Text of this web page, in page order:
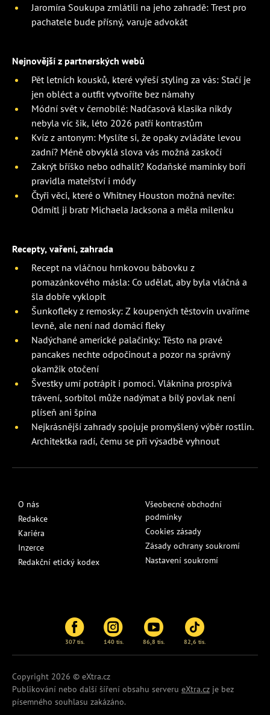
Jaromíra Soukupa zmlátili na jeho zahradě: Trest pro
pachatele bude přísný, varuje advokát
Nejnovější z partnerských webů
Pět letních kousků, které vyřeší styling za vás: Stačí je
jen obléct a outfit vytvoříte bez námahy
Módní svět v černobílé: Nadčasová klasika nikdy
nebyla víc šik, léto 2026 patří kontrastům
Kvíz z antonym: Myslíte si, že opaky zvládáte levou
zadní? Méně obvyklá slova vás možná zaskočí
Zakrýt bříško nebo odhalit? Kodaňské maminky boří
pravidla mateřství i módy
Čtyři věci, které o Whitney Houston možná nevíte:
Odmítl ji bratr Michaela Jacksona a měla milenku
Recepty, vaření, zahrada
Recept na vláčnou hrnkovou bábovku z
pomazánkového másla: Co udělat, aby byla vláčná a
šla dobře vyklopit
Šunkofleky z remosky: Z koupených těstovin uvaříme
levně, ale není nad domácí fleky
Nadýchané americké palačinky: Těsto na pravé
pancakes nechte odpočinout a pozor na správný
okamžik otočení
Švestky umí potrápit i pomoci. Vláknina prospívá
trávení, sorbitol může nadýmat a bílý povlak není
plíseň ani špína
Nejkrásnější zahrady spojuje promyšlený výběr rostlin.
Architektka radí, čemu se při výsadbě vyhnout
O nás
Redakce
Kariéra
Inzerce
Redakční etický kodex
Všeobecné obchodní
podmínky
Cookies zásady
Zásady ochrany soukromí
Nastavení soukromí
307 tis. 140 tis. 86,8 tis. 82,6 tis.
Copyright 2026 © eXtra.cz
Publikování nebo další šíření obsahu serveru eXtra.cz je bez
písemného souhlasu zakázáno.